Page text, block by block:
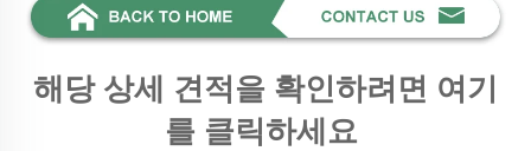
해당 상세 견적을 확인하려면 여기
를 클릭하세요